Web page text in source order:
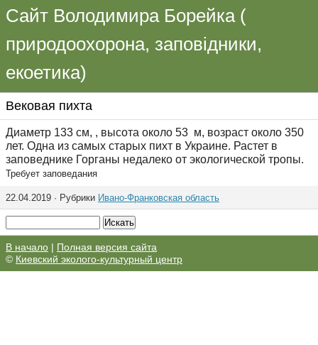
Сайт Володимира Борейка (
природоохорона, заповідники,
екоетика)
Вековая пихта
Диаметр 133 см, , высота около 53 м, возраст около 350
лет. Одна из самых старых пихт в Украине. Растет в
заповеднике Горганы недалеко от экологической тропы.
Требует заповедания
22.04.2019 · Рубрики Ивано-Франковская область
В начало | Полная версия сайта
© Киевский эколого-культурный центр